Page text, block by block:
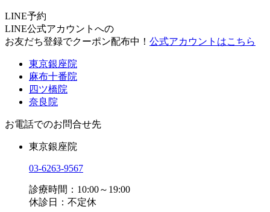
LINE予約
LINE公式アカウントへの
お友だち登録でクーポン配布中！ 公式アカウントはこちら
東京銀座院
麻布十番院
四ツ橋院
奈良院
お電話でのお問合せ先
東京銀座院
03-6263-9567
診療時間：10:00～19:00
休診日：不定休